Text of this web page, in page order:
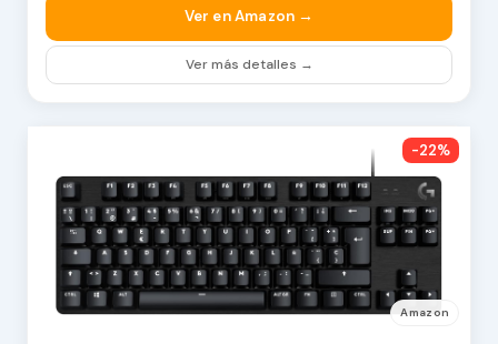
Ver en Amazon →
Ver más detalles →
-22%
Amazon